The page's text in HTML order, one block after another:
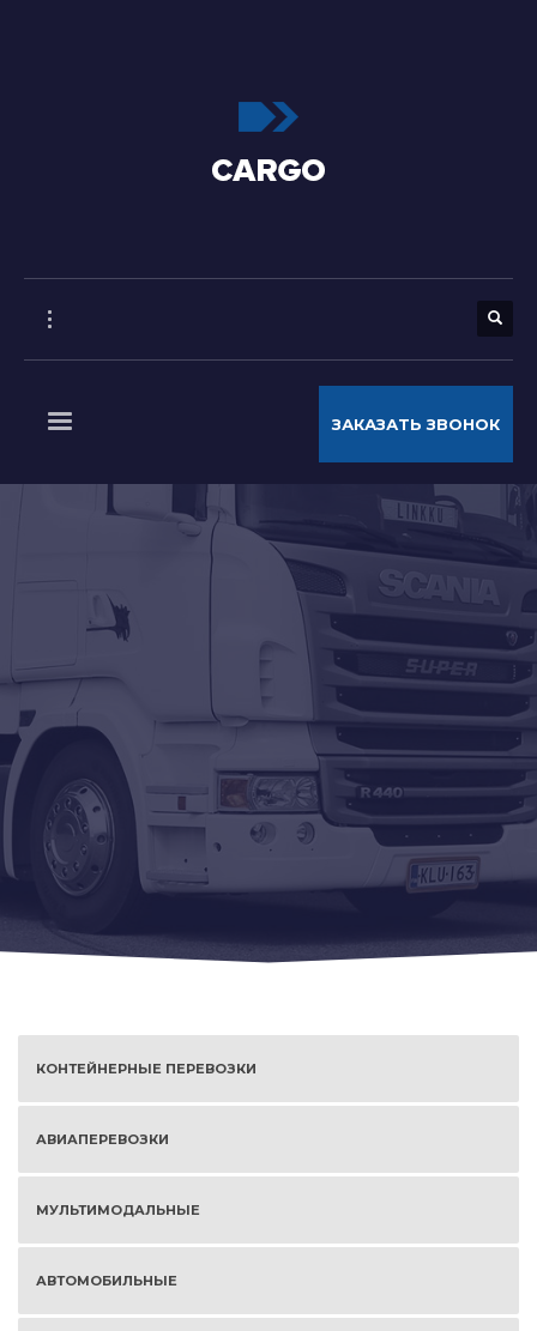
ЗАКАЗАТЬ ЗВОНОК
КОНТЕЙНЕРНЫЕ ПЕРЕВОЗКИ
АВИАПЕРЕВОЗКИ
МУЛЬТИМОДАЛЬНЫЕ
АВТОМОБИЛЬНЫЕ